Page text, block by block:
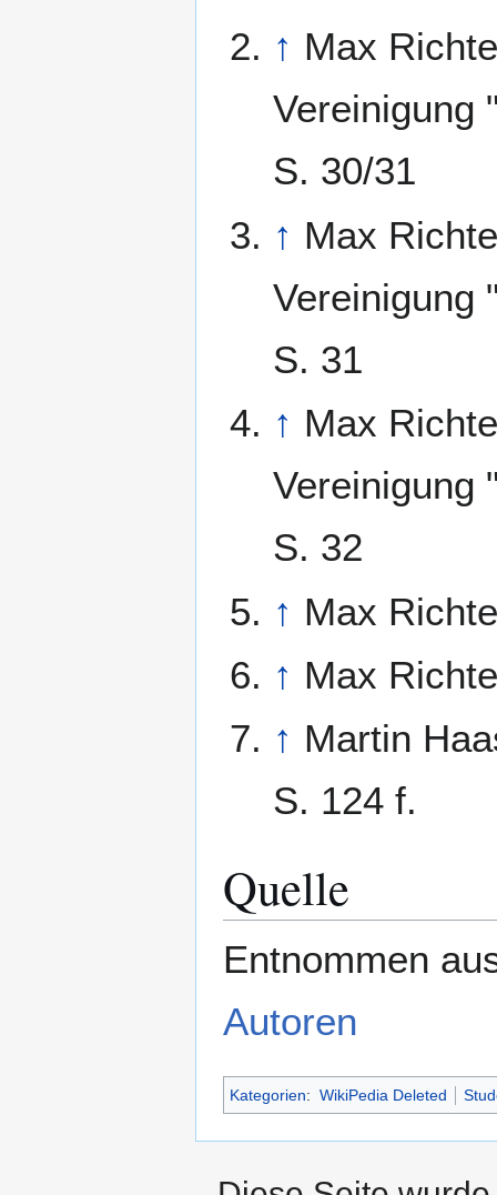
↑ Max
Vereinigung
S. 30/31
↑ Max
Vereinigung
S. 31
↑ Max
Vereinigung
S. 32
↑ Max
↑ Max
↑ Martin
S. 124 f.
Quelle
Entnommen
Autoren
Kategorien: WikiPedia Deleted